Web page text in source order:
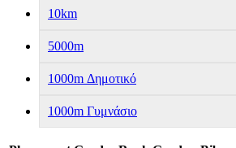
10km
5000m
1000m Δημοτικό
1000m Γυμνάσιο